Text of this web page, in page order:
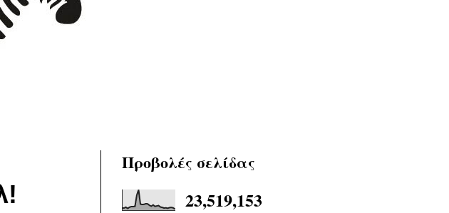
Προβολές σελίδας
23,519,153